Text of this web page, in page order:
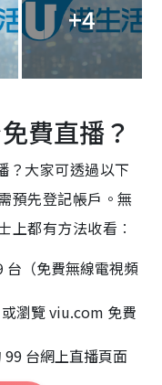
+4
費直播？
？大家可透過以下
預先登記帳戶。無
上都有方法收看︰
台（免費無線電視頻
瀏覽 viu.com 免費
台網上直播頁面